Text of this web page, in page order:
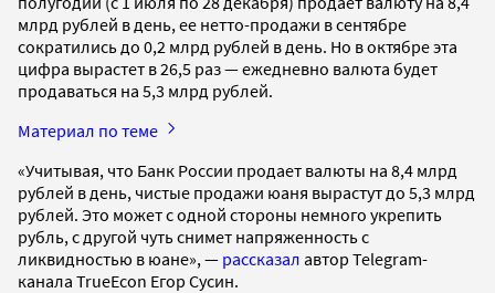
млрд рублей в день, ее нетто-продажи в сентябре
сократились до 0,2 млрд рублей в день. Но в октябре эта
цифра вырастет в 26,5 раз — ежедневно валюта будет
продаваться на 5,3 млрд рублей.
Материал по теме
«Учитывая, что Банк России продает валюты на 8,4 млрд
рублей в день, чистые продажи юаня вырастут до 5,3 млрд
рублей. Это может с одной стороны немного укрепить
рубль, с другой чуть снимет напряженность с
ликвидностью в юане», — рассказал автор Telegram-
канала TrueEcon Егор Сусин.